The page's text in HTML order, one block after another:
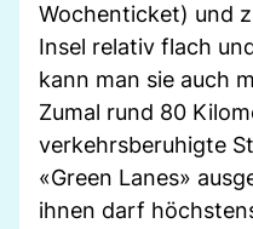
Wochenticket) und
Insel relativ flach
kann man sie auch
Zumal rund 80
verkehrsberuhigte
«Green Lanes»
ihnen darf